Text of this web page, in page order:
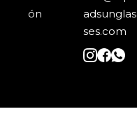
ón
adsunglas
ses.com